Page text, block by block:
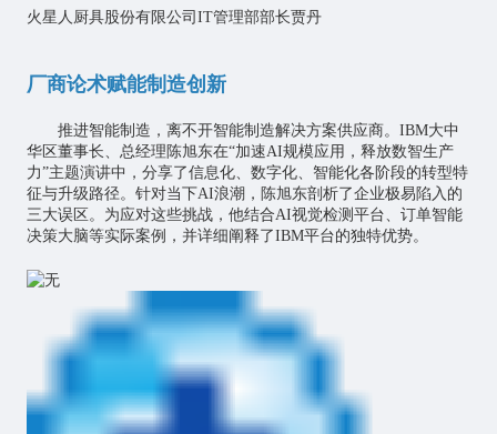
火星人厨具股份有限公司IT管理部部长贾丹
厂商论术赋能制造创新
推进智能制造，离不开智能制造解决方案供应商。IBM大中
华区董事长、总经理陈旭东在“加速AI规模应用，释放数智生产
力”主题演讲中，分享了信息化、数字化、智能化各阶段的转型特
征与升级路径。针对当下AI浪潮，陈旭东剖析了企业极易陷入的
三大误区。为应对这些挑战，他结合AI视觉检测平台、订单智能
决策大脑等实际案例，并详细阐释了IBM平台的独特优势。